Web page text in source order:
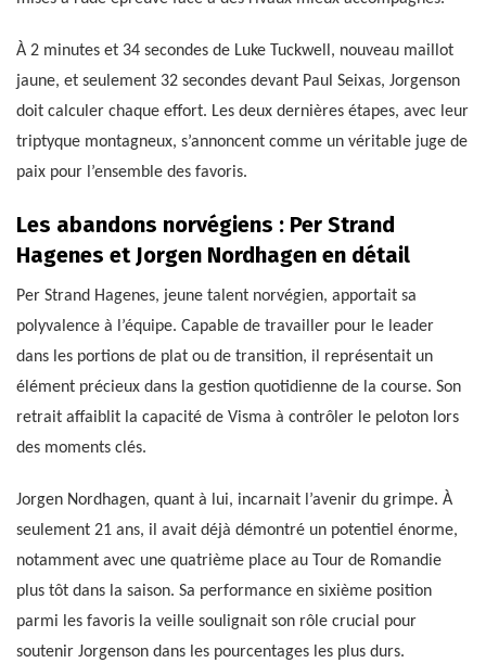
À 2 minutes et 34 secondes de Luke Tuckwell, nouveau maillot
jaune, et seulement 32 secondes devant Paul Seixas, Jorgenson
doit calculer chaque effort. Les deux dernières étapes, avec leur
triptyque montagneux, s’annoncent comme un véritable juge de
paix pour l’ensemble des favoris.
Les abandons norvégiens : Per Strand
Hagenes et Jorgen Nordhagen en détail
Per Strand Hagenes, jeune talent norvégien, apportait sa
polyvalence à l’équipe. Capable de travailler pour le leader
dans les portions de plat ou de transition, il représentait un
élément précieux dans la gestion quotidienne de la course. Son
retrait affaiblit la capacité de Visma à contrôler le peloton lors
des moments clés.
Jorgen Nordhagen, quant à lui, incarnait l’avenir du grimpe. À
seulement 21 ans, il avait déjà démontré un potentiel énorme,
notamment avec une quatrième place au Tour de Romandie
plus tôt dans la saison. Sa performance en sixième position
parmi les favoris la veille soulignait son rôle crucial pour
soutenir Jorgenson dans les pourcentages les plus durs.